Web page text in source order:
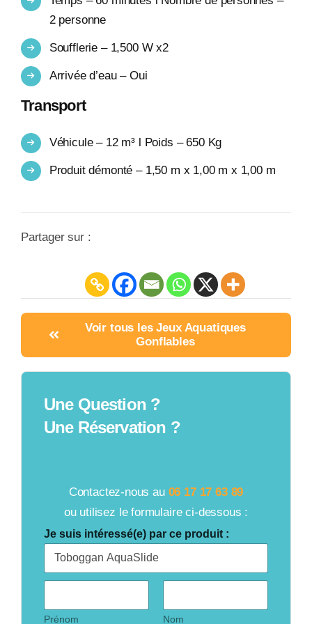
2 personne
Soufflerie – 1,500 W x2
Arrivée d’eau – Oui
Transport
Véhicule – 12 m³ l Poids – 650 Kg
Produit démonté – 1,50 m x 1,00 m x 1,00 m
Partager sur :
Voir tous les Jeux Aquatiques
Gonflables
Une Question ?
Une Réservation ?
Contactez-nous au 06 17 17 63 89
ou utilisez le formulaire ci-dessous :
Je suis intéressé(e) par ce produit :
C
v
iPrénom Nom